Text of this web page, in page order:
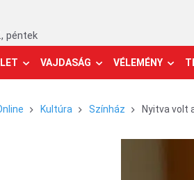
péntek
VAJDASÁG VÉLEMÉNY
Kultúra Színház Nyitva volt